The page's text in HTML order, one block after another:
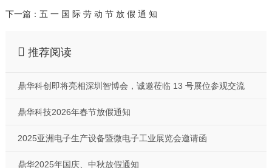
下一篇：五 一 国 际 劳 动 节 放 假 通 知
推荐阅读
鼎华科创即将亮相深圳智博会，诚邀莅临 13 号展位参观交流
鼎华科技2026年春节放假通知
2025亚洲电子生产设备暨微电子工业展览会邀请函
鼎华2025年国庆、中秋放假通知